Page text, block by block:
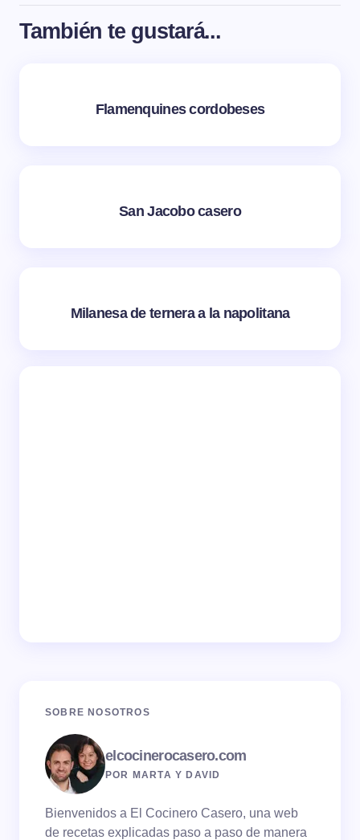
También te gustará...
Flamenquines cordobeses
San Jacobo casero
Milanesa de ternera a la napolitana
SOBRE NOSOTROS
elcocinerocasero.com
POR MARTA Y DAVID
Bienvenidos a El Cocinero Casero, una web
de recetas explicadas paso a paso de manera